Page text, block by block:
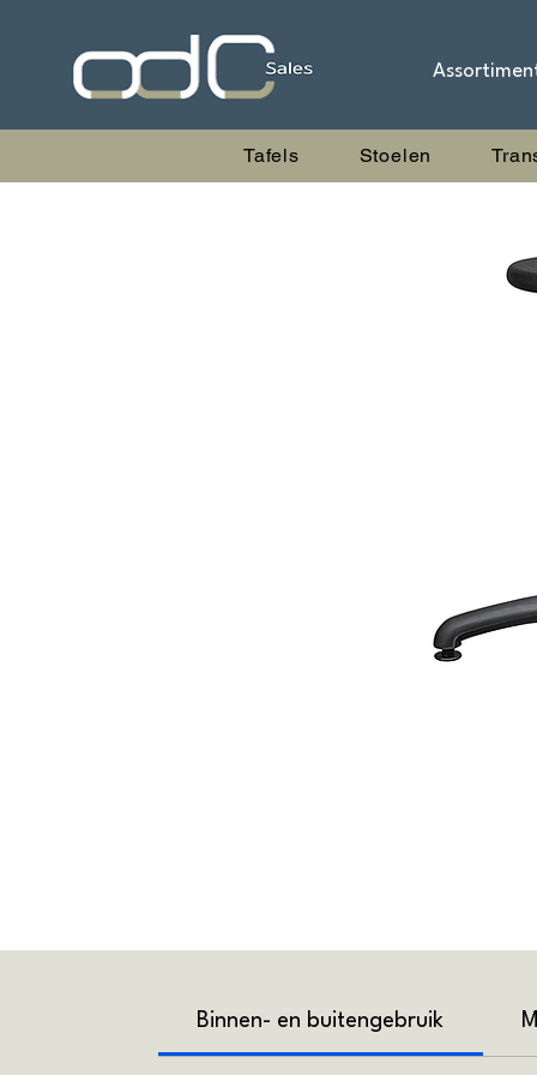
Tafels Stoelen
Binnen- en buitengebruik